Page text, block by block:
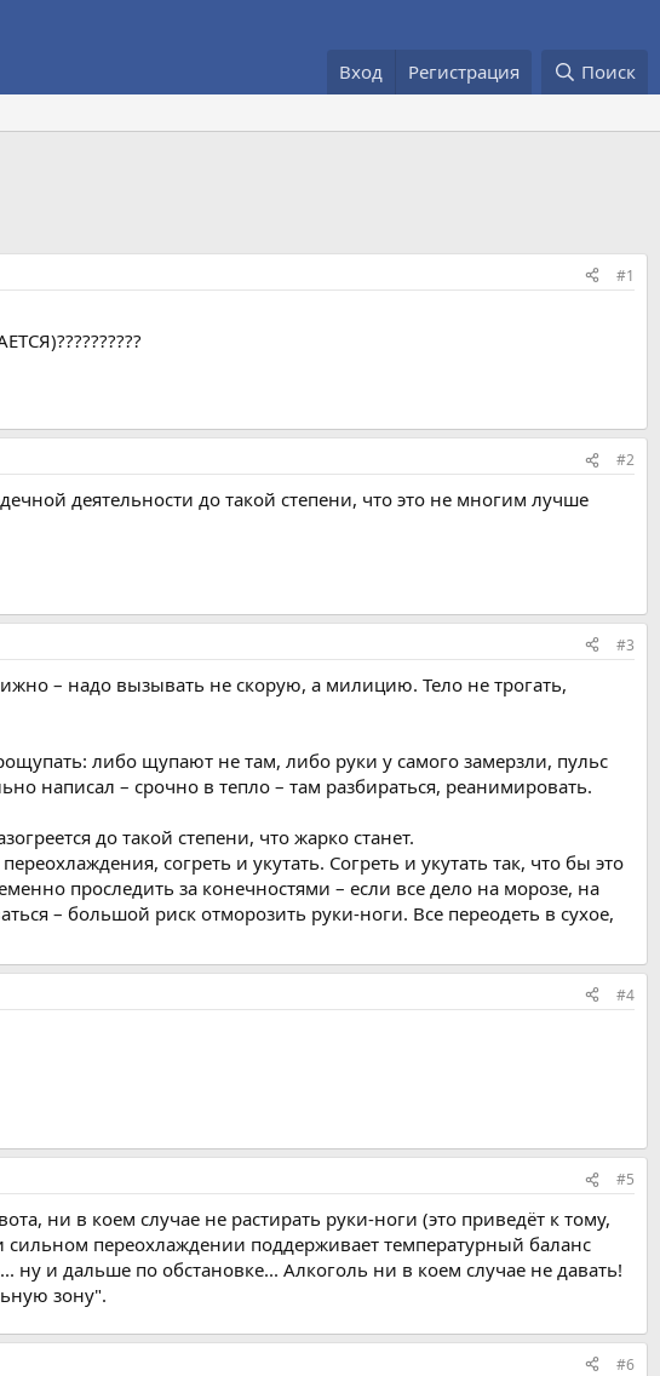
Вход Регистрация Поиск
#1
#2
деятельности до такой степени, что это не многим лучше
#3
– надо вызывать не скорую, а милицию. Тело не трогать,
либо щупают не там, либо руки у самого замерзли, пульс
написал – срочно в тепло – там разбираться, реанимировать.
до такой степени, что жарко станет.
согреть и укутать. Согреть и укутать так, что бы это
проследить за конечностями – если все дело на морозе, на
– большой риск отморозить руки-ноги. Все переодеть в сухое,
#4
#5
ни в коем случае не растирать руки-ноги (это приведёт к тому,
переохлаждении поддерживает температурный баланс
и дальше по обстановке... Алкоголь ни в коем случае не давать!
зону".
#6